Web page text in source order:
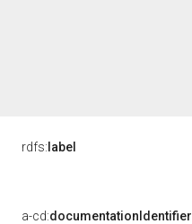
rdfs: label
a-cd:documentationIdentifier